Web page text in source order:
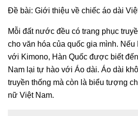
Đề bài: Giới thiệu về chiếc áo dài
Mỗi đất nước đều có trang phục
cho văn hóa của quốc gia mình. Nếu
với Kimono, Hàn Quốc được biết
Nam lại tự hào với Áo dài. Áo dài
truyền thống mà còn là biểu tượng
nữ Việt Nam.